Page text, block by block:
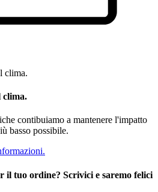
clima.
contibuiamo a mantenere l'impatto
basso possibile.
il tuo ordine? Scrivici e saremo felici